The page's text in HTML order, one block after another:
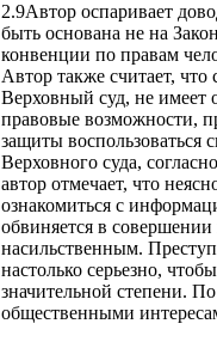
2.9Автор оспаривает
быть основана не на
конвенции по правам
Автор также считает, что
Верховный суд, не имеет
правовые возможности,
защиты
Верховного суда,
автор отмечает, что
ознакомиться с
обвиняется в совершении
насильственным.
настолько серьезно,
значительной степени.
общественными